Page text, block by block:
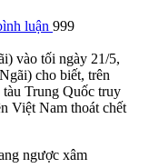
luận 999
vào tối ngày 21/5,
cho biết, trên
Trung Quốc truy
Việt Nam thoát chết